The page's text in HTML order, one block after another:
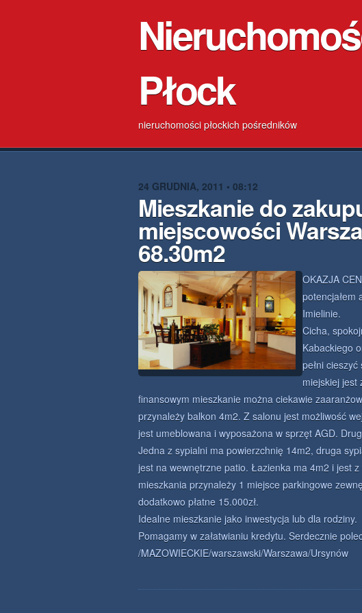
Płock
nieruchomości płockich pośredników
24 GRUDNIA, 2011 • 08:12
Mieszkanie do
miejscowości
68.30m2
OKAZJA
potencjałem
Imielinie.
Cicha,
Kabackiego
pełni
miejskiej jest
finansowym mieszkanie można ciekawie
przynależy balkon 4m2. Z salonu jest możliwość
jest umeblowana i wyposażona w sprzęt AGD.
Jedna z sypialni ma powierzchnię 14m2, druga
jest na wewnętrzne patio. Łazienka ma 4m2 i jest
mieszkania przynależy 1 miejsce parkingowe
dodatkowo płatne 15.000zł.
Idealne mieszkanie jako inwestycja lub dla rodziny.
Pomagamy w załatwianiu kredytu. Serdecznie
/MAZOWIECKIE/warszawski/Warszawa/Ursynów